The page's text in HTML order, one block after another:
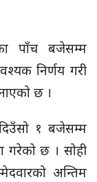
पाँच बजेसम्म
निर्णय गरी
छ ।
१ बजेसम्म
गरेको छ । सोही
अन्तिम